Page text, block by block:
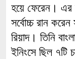
হয়ে ফেরেন। এর
সর্বোচ্চ রান
রিয়াদ। তিনি
ইনিংসে ছিল ৭টি